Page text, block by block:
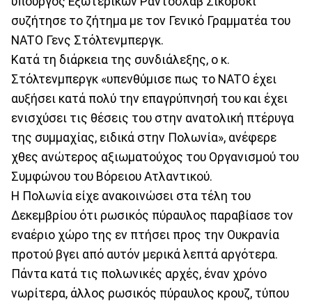
συζήτησε το ζήτημα με τον Γενικό Γραμματέα του
NATO Γενς Στόλτενμπεργκ.
Κατά τη διάρκεια της συνδιάλεξης, ο κ.
Στόλτενμπεργκ «υπενθύμισε πως το NATO έχει
αυξήσει κατά πολύ την επαγρύπνησή του και έχει
ενισχύσει τις θέσεις του στην ανατολική πτέρυγα
της συμμαχίας, ειδικά στην Πολωνία», ανέφερε
χθες ανώτερος αξιωματούχος του Οργανισμού του
Συμφώνου του Βόρειου Ατλαντικού.
Η Πολωνία είχε ανακοινώσει στα τέλη του
Δεκεμβρίου ότι ρωσικός πύραυλος παραβίασε τον
εναέριο χώρο της εν πτήσει προς την Ουκρανία
προτού βγει από αυτόν μερικά λεπτά αργότερα.
Πάντα κατά τις πολωνικές αρχές, έναν χρόνο
νωρίτερα, άλλος ρωσικός πύραυλος κρουζ, τύπου